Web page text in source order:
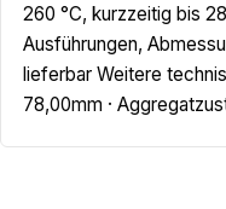
260 °C, kurzzeitig bis
Ausführungen,
lieferbar Weitere
78,00mm ·